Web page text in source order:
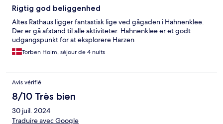
Rigtig god beliggenhed
Altes Rathaus ligger fantastisk lige ved gågaden i Hahnenklee.
Der er gå afstand til alle aktiviteter. Hahnenklee er et godt
udgangspunkt for at eksplorere Harzen
Torben Holm, séjour de 4 nuits
Avis vérifié
8/10 Très bien
30 juil. 2024
Traduire avec Google